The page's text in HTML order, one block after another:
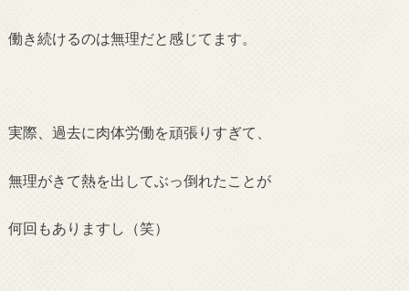
働き続けるのは無理だと感じてます。
実際、過去に肉体労働を頑張りすぎて、
無理がきて熱を出してぶっ倒れたことが
何回もありますし（笑）